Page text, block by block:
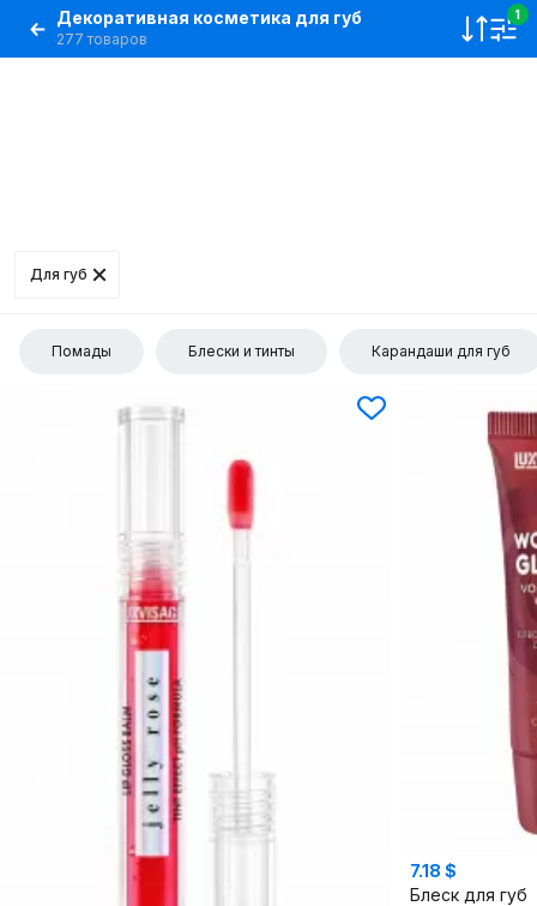
Декоративная косметика для губ
277 товаров
1
Для губ
Помады Блески и тинты Карандаши для губ
7.18 $
Блеск для губ